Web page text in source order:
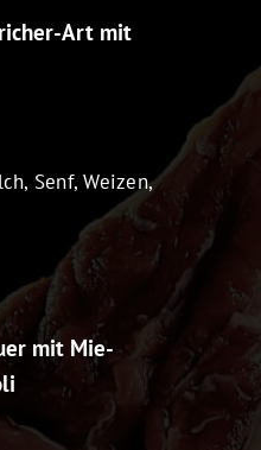
Art mit
Senf, Weizen,
mit Mie-